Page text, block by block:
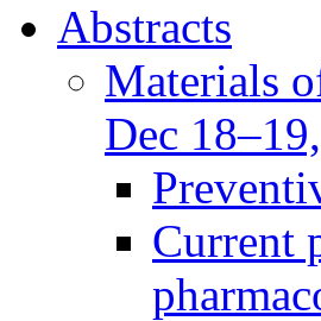
Abstracts
Materials
Dec
Current